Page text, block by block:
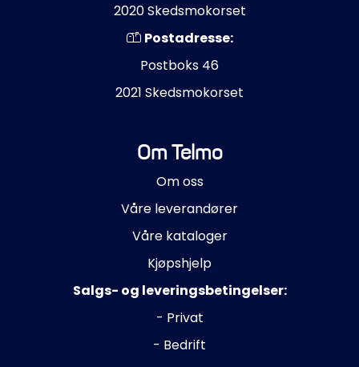
2020 Skedsmokorset
Postadresse:
Postboks 46
2021 Skedsmokorset
Om Telmo
Om oss
Våre leverandører
Våre kataloger
Kjøpshjelp
Salgs- og leveringsbetingelser:
- Privat
- Bedrift